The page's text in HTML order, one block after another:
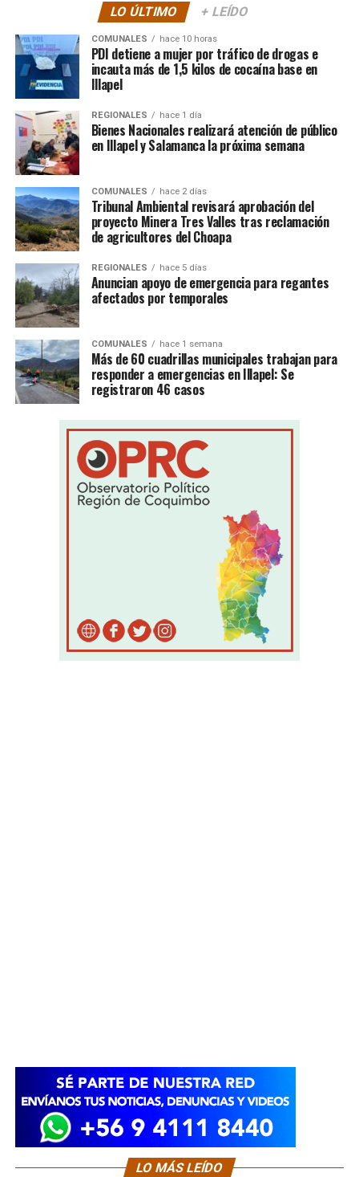
LO ÚLTIMO + LEÍDO
COMUNALES hace 10 horas
PDI detiene a mujer por tráfico de drogas e
incauta más de 1,5 kilos de cocaína base en
Illapel
REGIONALES hace 1 día
Bienes Nacionales realizará atención de público
en Illapel y Salamanca la próxima semana
COMUNALES hace 2 días
Tribunal Ambiental revisará aprobación del
proyecto Minera Tres Valles tras reclamación
de agricultores del Choapa
REGIONALES hace 5 días
Anuncian apoyo de emergencia para regantes
afectados por temporales
COMUNALES hace 1 semana
Más de 60 cuadrillas municipales trabajan para
responder a emergencias en Illapel: Se
registraron 46 casos
LO MÁS LEÍDO